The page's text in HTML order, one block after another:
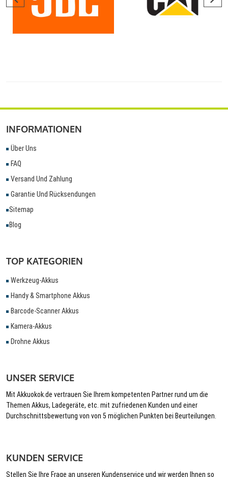
INFORMATIONEN
Über Uns
FAQ
Versand Und Zahlung
Garantie Und Rücksendungen
Sitemap
Blog
TOP KATEGORIEN
Werkzeug-Akkus
Handy & Smartphone Akkus
Barcode-Scanner Akkus
Kamera-Akkus
Drohne Akkus
UNSER SERVICE
Mit Akkuokok.de vertrauen Sie Ihrem kompetenten Partner rund um die
Themen Akkus, Ladegeräte, etc. mit zufriedenen Kunden und einer
Durchschnittsbewertung von von 5 möglichen Punkten bei Beurteilungen.
KUNDEN SERVICE
Stellen Sie Ihre Frage an unseren Kundenservice und wir werden Ihnen so